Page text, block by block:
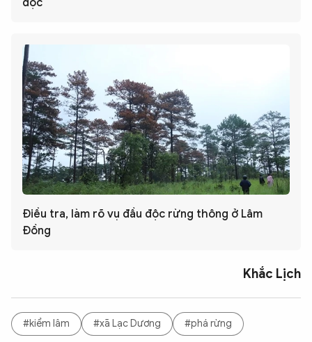
Điều tra, làm rõ vụ đầu độc rừng thông ở Lâm
Đồng
Khắc Lịch
#kiểm lâm #xã Lạc Dương #phá rừng